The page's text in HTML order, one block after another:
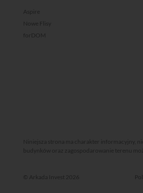
Aspire
Nowe Flisy
forDOM
Niniejsza strona ma charakter informacyjny,
budynków oraz zagospodarowanie terenu
© Arkada Invest 2026